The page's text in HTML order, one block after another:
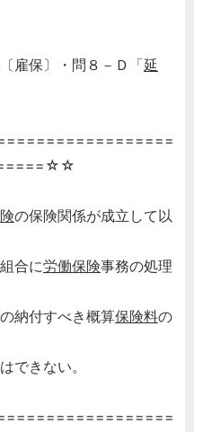
雇保〕・問８－Ｄ「延
の保険関係が成立して以
合に労働保険事務の処理
納付すべき概算保険料の
できない。